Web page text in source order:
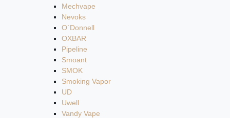
Mechvape
Nevoks
O`Donnell
OXBAR
Pipeline
Smoant
SMOK
Smoking Vapor
UD
Uwell
Vandy Vape